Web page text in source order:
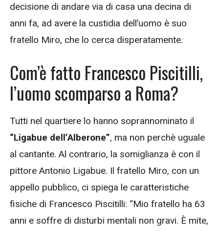
decisione di andare via di casa una decina di
anni fa, ad avere la custidia dell’uomo è suo
fratello Miro, che lo cerca disperatamente.
Com’è fatto Francesco Piscitilli,
l’uomo scomparso a Roma?
Tutti nel quartiere lo hanno soprannominato il
“Ligabue dell’Alberone”, ma non perchè uguale
al cantante. Al contrario, la somiglianza è con il
pittore Antonio Ligabue. Il fratello Miro, con un
appello pubblico, ci spiega le caratteristiche
fisiche di Francesco Piscitilli: “Mio fratello ha 63
anni e soffre di disturbi mentali non gravi. È mite,